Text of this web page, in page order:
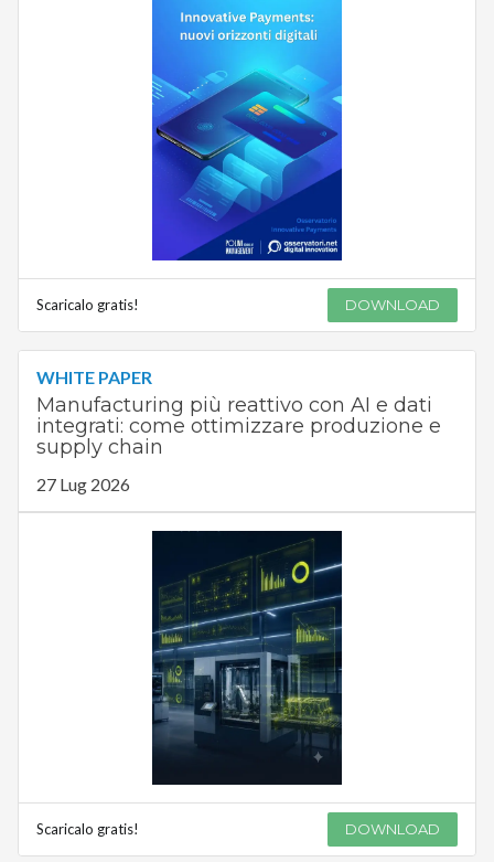
Scaricalo gratis! DOWNLOAD
WHITE PAPER
Manufacturing più reattivo con AI e dati
integrati: come ottimizzare produzione e
supply chain
27 Lug 2026
Scaricalo gratis! DOWNLOAD